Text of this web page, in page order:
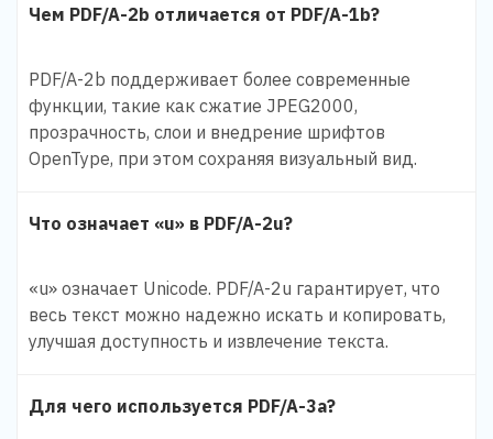
Чем PDF/A-2b отличается от PDF/A-1b?
PDF/A-2b поддерживает более современные
функции, такие как сжатие JPEG2000,
прозрачность, слои и внедрение шрифтов
OpenType, при этом сохраняя визуальный вид.
Что означает «u» в PDF/A-2u?
«u» означает Unicode. PDF/A-2u гарантирует, что
весь текст можно надежно искать и копировать,
улучшая доступность и извлечение текста.
Для чего используется PDF/A-3a?